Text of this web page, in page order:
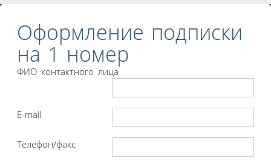
Оформление подписки
на 1 номер
ФИО контактного лица
E-mail
Телефон/факс